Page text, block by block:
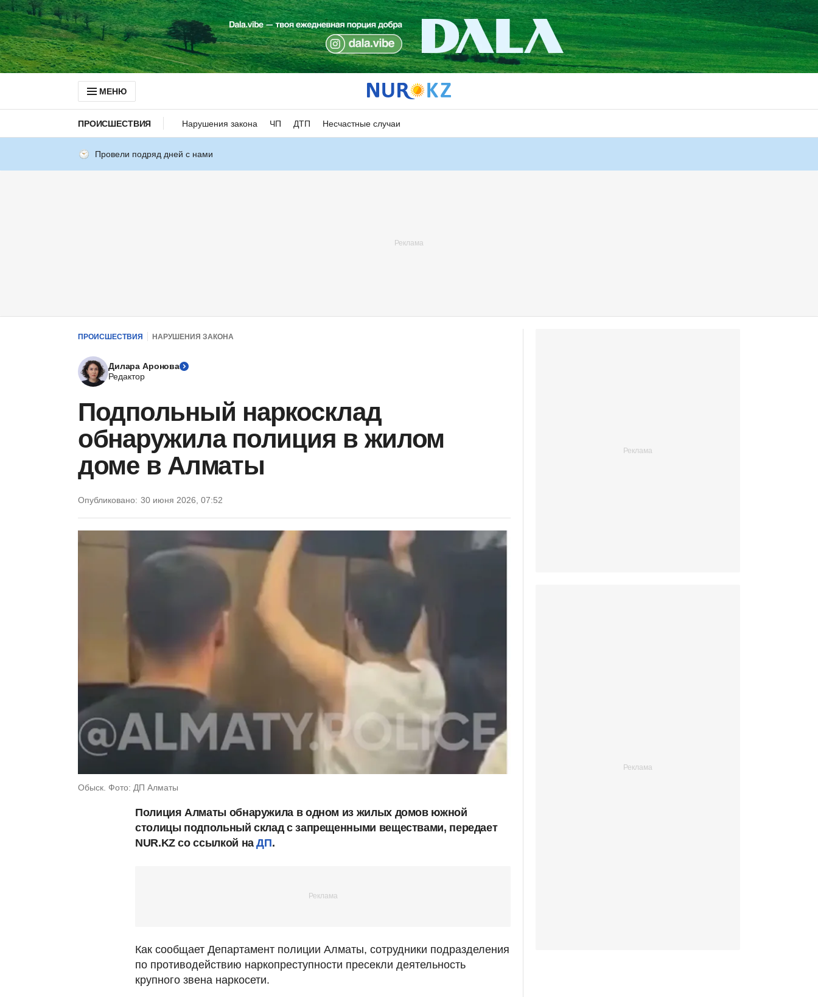
МЕНЮ
ПРОИСШЕСТВИЯ Нарушения закона ЧП ДТП Несчастные случаи
Провели подряд дней с нами
ПРОИСШЕСТВИЯ НАРУШЕНИЯ ЗАКОНА
Дилара Аронова
Редактор
Подпольный наркосклад
обнаружила полиция в жилом
доме в Алматы
Опубликовано: 30 июня 2026, 07:52
Обыск. Фото: ДП Алматы
Полиция Алматы обнаружила в одном из жилых домов южной
столицы подпольный склад с запрещенными веществами, передает
NUR.KZ со ссылкой наДП.
Как сообщает Департамент полиции Алматы, сотрудники подразделения
по противодействию наркопреступности пресекли деятельность
крупного звена наркосети.